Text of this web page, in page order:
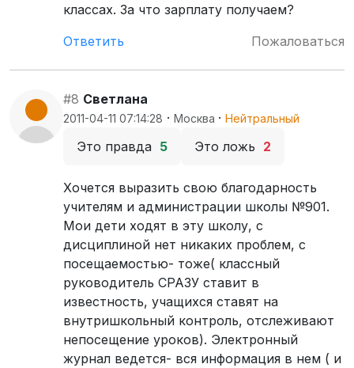
классах. За что зарплату получаем?
Ответить
Пожаловаться
#8 Светлана
2011-04-11 07:14:28 · Москва · Нейтральный
Это правда 5 Это ложь 2
Хочется выразить свою благодарность
учителям и администрации школы №901.
Мои дети ходят в эту школу, с
дисциплиной нет никаких проблем, с
посещаемостью- тоже( классный
руководитель СРАЗУ ставит в
известность, учащихся ставят на
внутришкольный контроль, отслеживают
непосещение уроков). Электронный
журнал ведется- вся информация в нем ( и